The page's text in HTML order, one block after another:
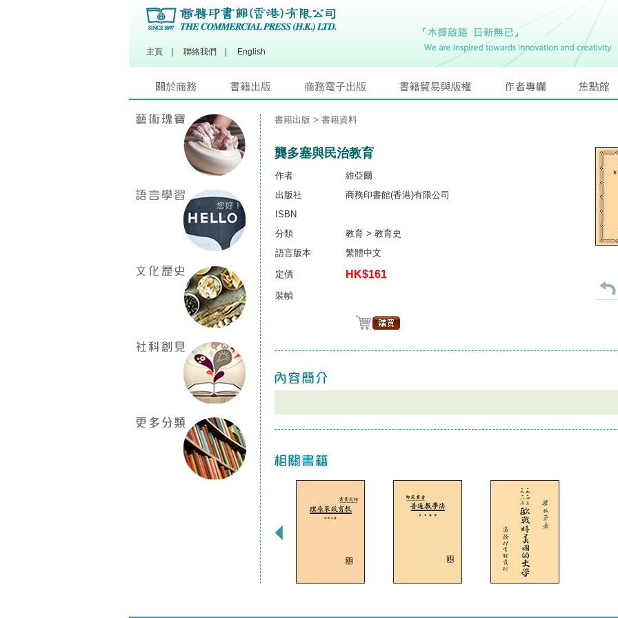
主頁 聯絡我們 English
書籍出版 > 書籍資料
龔多塞與民治教育
作者
維亞爾
出版社
商務印書館(香港)有限公司
ISBN
分類
教育 > 教育史
語言版本
繁體中文
定價 HK$161
裝幀